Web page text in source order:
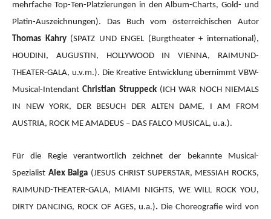
mehrfache Top-Ten-Platzierungen in den Album-Charts, Gold- und
Platin-Auszeichnungen). Das Buch vom österreichischen Autor
Thomas Kahry(SPATZ UND ENGEL (Burgtheater + international),
HOUDINI, AUGUSTIN, HOLLYWOOD IN VIENNA, RAIMUND-
THEATER-GALA, u.v.m.). Die Kreative Entwicklung übernimmt VBW-
Musical-IntendantChristian Struppeck(ICH WAR NOCH NIEMALS
IN NEW YORK, DER BESUCH DER ALTEN DAME, I AM FROM
AUSTRIA, ROCK ME AMADEUS – DAS FALCO MUSICAL, u.a.).
Für die Regie verantwortlich zeichnet der bekannte Musical-
Spezialist Alex Balga (JESUS CHRIST SUPERSTAR, MESSIAH ROCKS,
RAIMUND-THEATER-GALA, MIAMI NIGHTS, WE WILL ROCK YOU,
DIRTY DANCING, ROCK OF AGES, u.a.). Die Choreografie wird von